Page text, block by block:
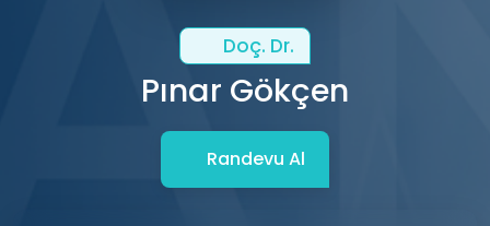
Doç. Dr.
Pınar Gökçen
Randevu Al